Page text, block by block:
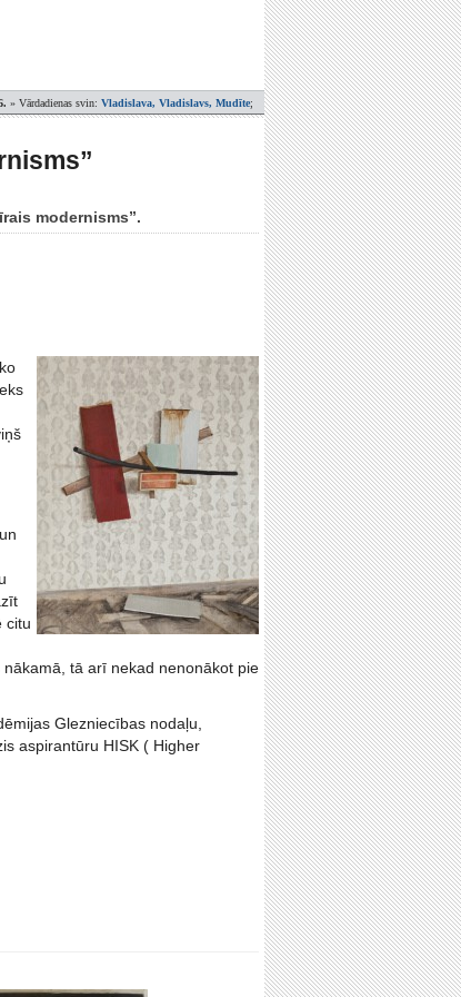
» Vārdadienas svin: Vladislava, Vladislavs, Mudīte;
modernisms”.
citu
tā arī nekad nenonākot pie
Glezniecības nodaļu,
aspirantūru HISK ( Higher